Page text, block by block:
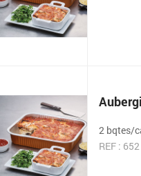
2 bqtes/
REF : 652